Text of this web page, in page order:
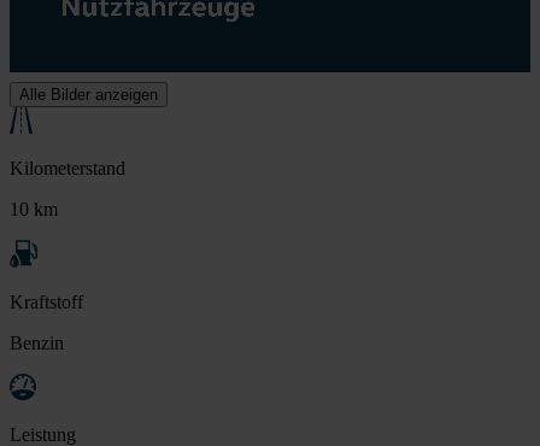
Alle Bilder anzeigen
Kilometerstand
10 km
Kraftstoff
Benzin
Leistung